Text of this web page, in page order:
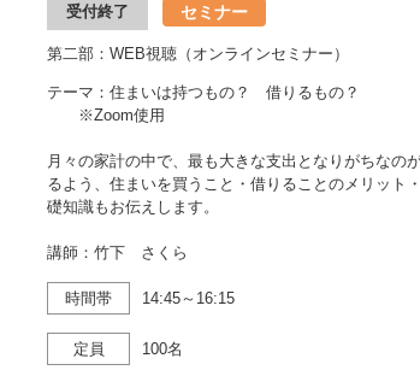
受付終了 セミナー
第二部：WEB視聴（オンラインセミナー）
テーマ：住まいは持つもの？ 借りるもの？
※Zoom使用
月々の家計の中で、最も大きな支出となりがちなの
るよう、住まいを買うこと・借りることのメリット
礎知識もお伝えします。
講師：竹下 さくら
時間帯 14:45～16:15
定員 100名